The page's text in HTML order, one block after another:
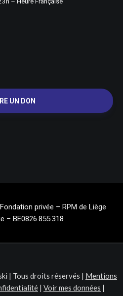
UN DON
privée – RPM de Liège
– BE0826.855.318
| Tous droits réservés | Mentions
| Voir mes données |